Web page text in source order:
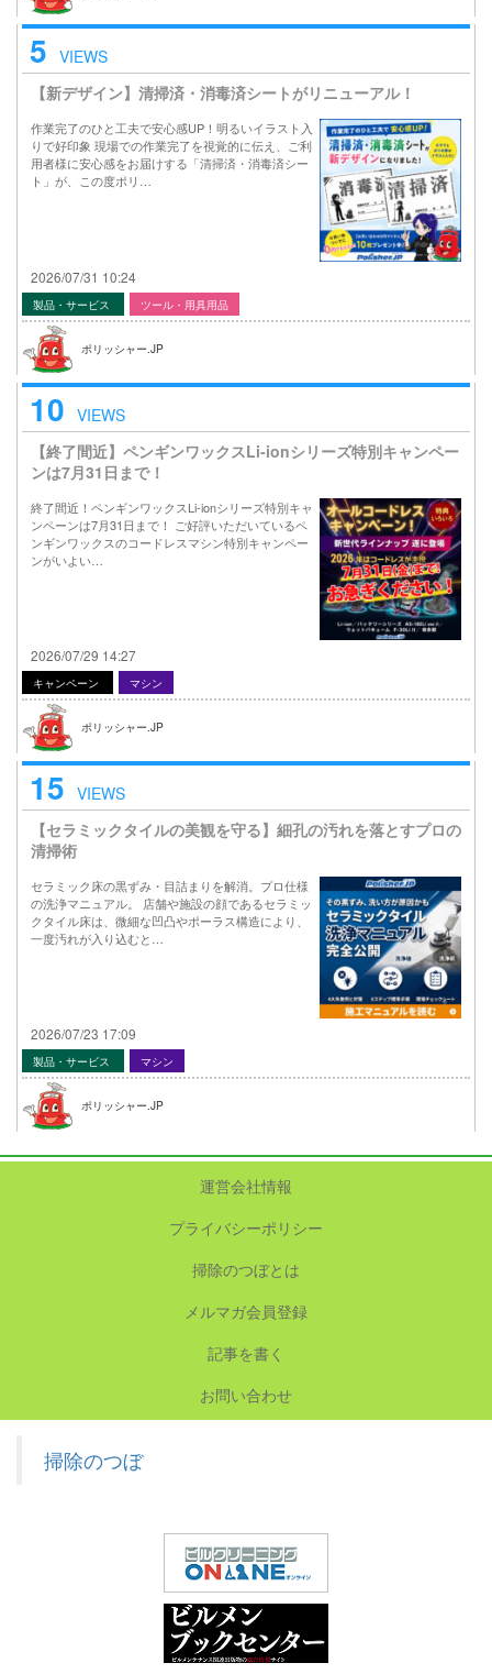
5 VIEWS
【新デザイン】清掃済・消毒済シートがリニューアル！
作業完了のひと工夫で安心感UP！明るいイラスト入
りで好印象 現場での作業完了を視覚的に伝え、ご利
用者様に安心感をお届けする「清掃済・消毒済シー
ト」が、この度ポリ…
2026/07/31 10:24
製品・サービス ツール・用具用品
ポリッシャー.JP
10 VIEWS
【終了間近】ペンギンワックスLi-ionシリーズ特別キャンペー
ンは7月31日まで！
終了間近！ペンギンワックスLi-ionシリーズ特別キャ
ンペーンは7月31日まで！ ご好評いただいているペ
ンギンワックスのコードレスマシン特別キャンペー
ンがいよい…
2026/07/29 14:27
キャンペーン マシン
ポリッシャー.JP
15 VIEWS
【セラミックタイルの美観を守る】細孔の汚れを落とすプロの
清掃術
セラミック床の黒ずみ・目詰まりを解消。プロ仕様
の洗浄マニュアル。 店舗や施設の顔であるセラミッ
クタイル床は、微細な凹凸やポーラス構造により、
一度汚れが入り込むと…
2026/07/23 17:09
製品・サービス マシン
ポリッシャー.JP
運営会社情報
プライバシーポリシー
掃除のつぼとは
メルマガ会員登録
記事を書く
お問い合わせ
掃除のつぼ